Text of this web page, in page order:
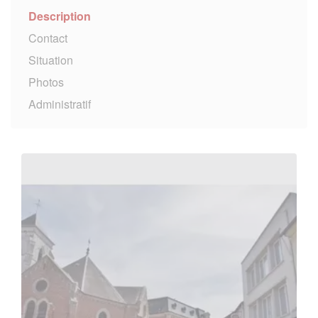
Description
Contact
Situation
Photos
Administratif